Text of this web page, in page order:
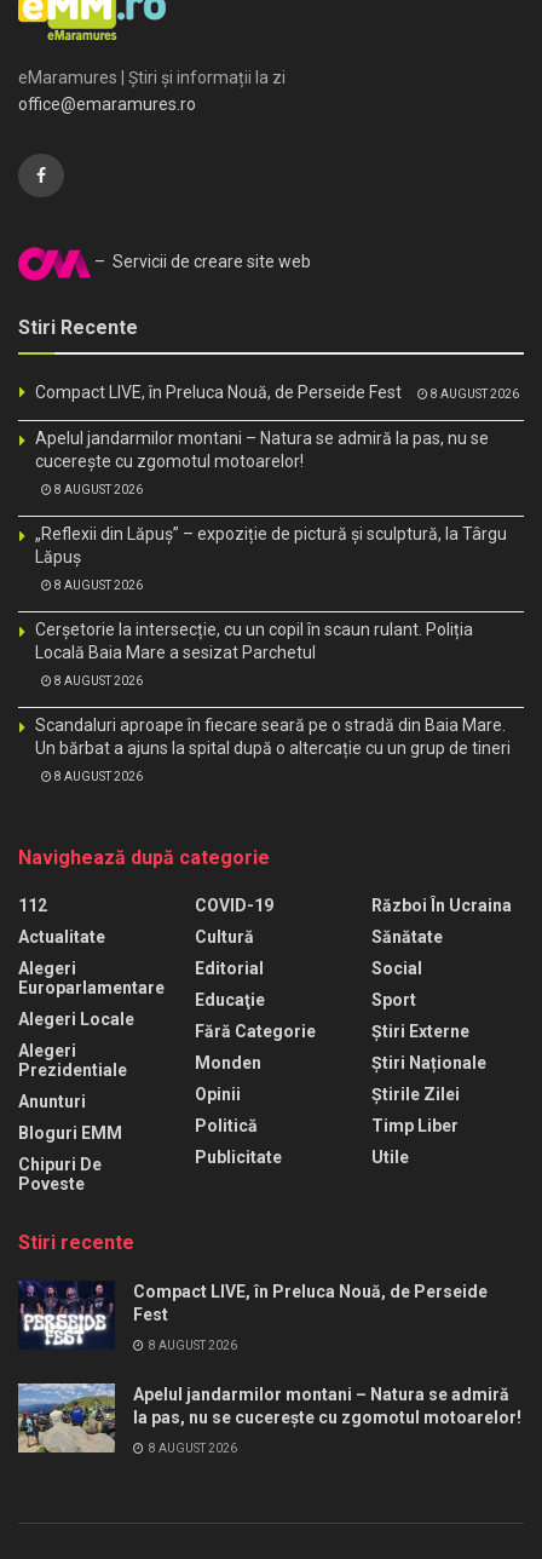
eMaramures | Știri și informații la zi
office@emaramures.ro
– Servicii de creare site web
Stiri Recente
Compact LIVE, în Preluca Nouă, de Perseide Fest 8 AUGUST 2026
Apelul jandarmilor montani – Natura se admiră la pas, nu se
cucerește cu zgomotul motoarelor!
8 AUGUST 2026
„Reflexii din Lăpuș” – expoziție de pictură și sculptură, la Târgu
Lăpuș
8 AUGUST 2026
Cerșetorie la intersecție, cu un copil în scaun rulant. Poliția
Locală Baia Mare a sesizat Parchetul
8 AUGUST 2026
Scandaluri aproape în fiecare seară pe o stradă din Baia Mare.
Un bărbat a ajuns la spital după o altercație cu un grup de tineri
8 AUGUST 2026
Navighează după categorie
112
Actualitate
Alegeri
Europarlamentare
Alegeri Locale
Alegeri
Prezidentiale
Anunturi
Bloguri EMM
Chipuri De
Poveste
COVID-19
Cultură
Editorial
Educaţie
Fără Categorie
Monden
Opinii
Politică
Publicitate
Război În Ucraina
Sănătate
Social
Sport
Știri Externe
Știri Naționale
Știrile Zilei
Timp Liber
Utile
Stiri recente
Compact LIVE, în Preluca Nouă, de Perseide
Fest
8 AUGUST 2026
Apelul jandarmilor montani – Natura se admiră
la pas, nu se cucerește cu zgomotul motoarelor!
8 AUGUST 2026